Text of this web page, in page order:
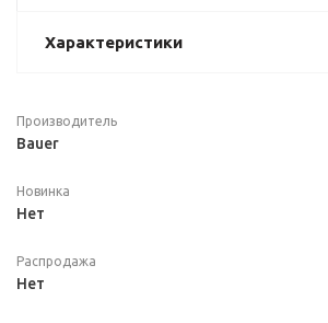
Характеристики
Производитель
Bauer
Новинка
Нет
Распродажа
Нет